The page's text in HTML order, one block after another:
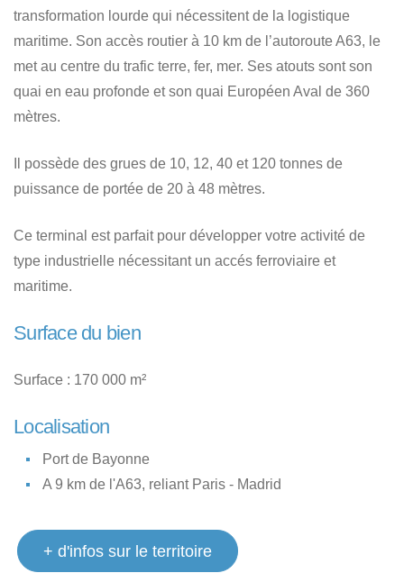
transformation lourde qui nécessitent de la logistique
maritime. Son accès routier à 10 km de l’autoroute A63, le
met au centre du trafic terre, fer, mer. Ses atouts sont son
quai en eau profonde et son quai Européen Aval de 360
mètres.
Il possède des grues de 10, 12, 40 et 120 tonnes de
puissance de portée de 20 à 48 mètres.
Ce terminal est parfait pour développer votre activité de
type industrielle nécessitant un accés ferroviaire et
maritime.
Surface du bien
Surface : 170 000 m²
Localisation
Port de Bayonne
A 9 km de l'A63, reliant Paris - Madrid
+ d'infos sur le territoire